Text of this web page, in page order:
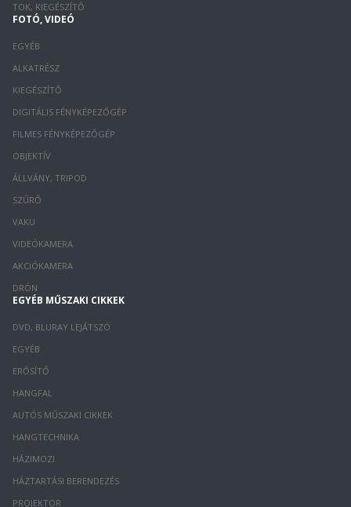
TOK, KIEGÉSZÍTŐ
FOTÓ, VIDEÓ
EGYÉB
ALKATRÉSZ
KIEGÉSZÍTŐ
DIGITÁLIS FÉNYKÉPEZŐGÉP
FILMES FÉNYKÉPEZŐGÉP
OBJEKTÍV
ÁLLVÁNY, TRIPOD
SZŰRŐ
VAKU
VIDEÓKAMERA
AKCIÓKAMERA
DRÓN
EGYÉB MŰSZAKI CIKKEK
DVD, BLURAY LEJÁTSZÓ
EGYÉB
ERŐSÍTŐ
HANGFAL
AUTÓS MŰSZAKI CIKKEK
HANGTECHNIKA
HÁZIMOZI
HÁZTARTÁSI BERENDEZÉS
PROJEKTOR